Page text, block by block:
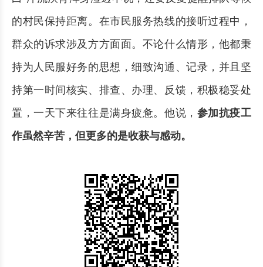
的村民保持距离。在市民服务热线的接听过程中，
群众的诉求涉及方方面面。不论什么情形，他都秉
持为人民服好务的思想，细致沟通、记录，并且坚
持第一时间核实、排查、办理、反馈，积极稳妥处
置，一天下来往往是满身疲惫。他说， 参加抗疫工
作虽然辛苦，但更多的是收获与感动。